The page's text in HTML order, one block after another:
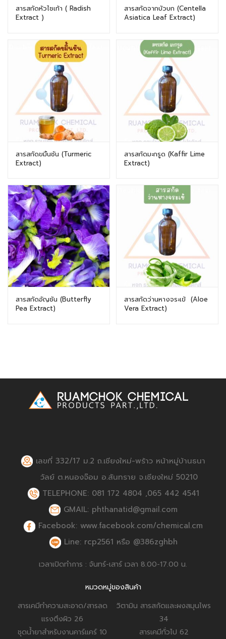
สารสกัดหัวไชเท้า ( Radish
Extract )
สารสกัดจากบัวบก (Centella
Asiatica Leaf Extract)
สารสกัดขมิ้นชัน (Turmeric
Extract)
สารสกัดมะกรูด (Kaffir Lime
Extract)
สารสกัดอัญชัน (Butterfly
Pea Extract)
สารสกัดว่านหางจระเข้ (Aloe
Vera Extract)
เลขที่ 332/17 ม.2 ถ.เชียงใหม่-พร้าว หน้าหมู่บ้านธนา
วัลย์ ต.หนองจ๊อม อ.สันทราย จ.เชียงใหม่ 50210
TELEPHONE: 081 172 4804 ,065 442 4541
GMAIL: phthanatid@gmail.com
Facebook: www.facebook.com/chemical.cm
Line: rcp2561 หรือ @386zghbh
เวลาเปิดทำการ : จันทร์-เสาร์ เวลา 8.00-17.00 น.
หมวดหมู่ของสินค้า
สารเคมีทำความสะอาด/สารลด
แรงตึงผิว 26
ชุดน้ำยาสำหรับงานคาร์แคร์ 10
วิตามิน สารสกัดและผงสมุนไพร
34
สารเคมีทั่วไป 62